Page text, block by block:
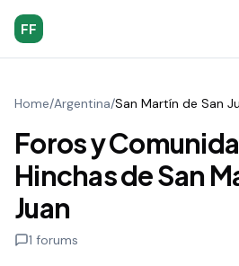
FF
Home/Argentina/San Martín de San
Foros y
Hinchas de San
Juan
1 forums